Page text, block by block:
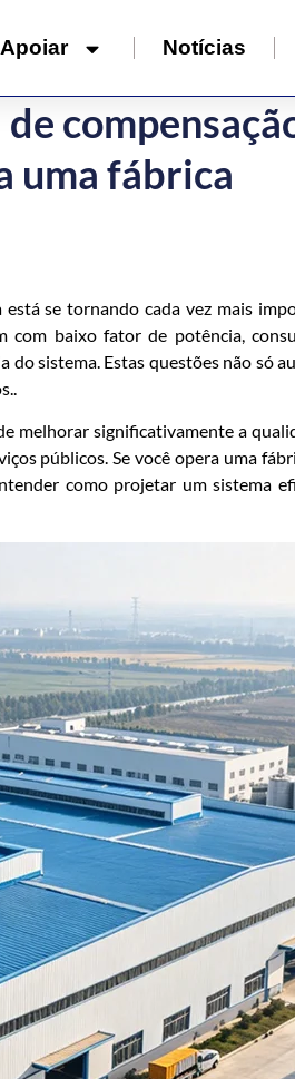
Apoiar Notícias
uma fábrica
se tornando cada vez mais
baixo fator de potência,
sistema. Estas questões não só
melhorar significativamente a
públicos. Se você opera uma
como projetar um sistema